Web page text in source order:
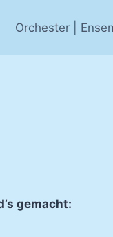
Orchester |
ge­macht: